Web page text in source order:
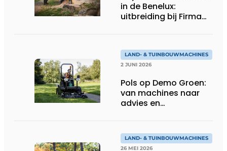
in de Benelux:
uitbreiding bij Firma
LAND- & TUINBOUWMACHINES
2 JUNI 2026
Pols op Demo Groen:
van machines naar
advies en
LAND- & TUINBOUWMACHINES
26 MEI 2026